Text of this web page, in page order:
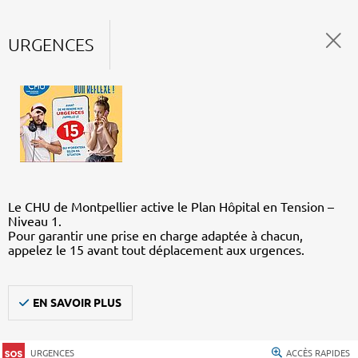
URGENCES
Le CHU de Montpellier active le Plan Hôpital en Tension –
Niveau 1.
Pour garantir une prise en charge adaptée à chacun,
appelez le 15 avant tout déplacement aux urgences.
EN SAVOIR PLUS
URGENCES ACCÈS RAPIDES